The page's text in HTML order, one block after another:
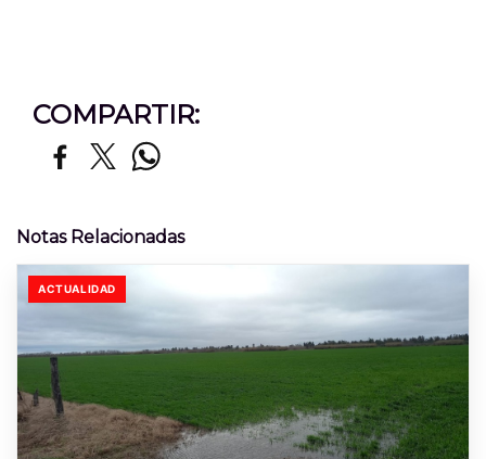
COMPARTIR:
Notas Relacionadas
ACTUALIDAD